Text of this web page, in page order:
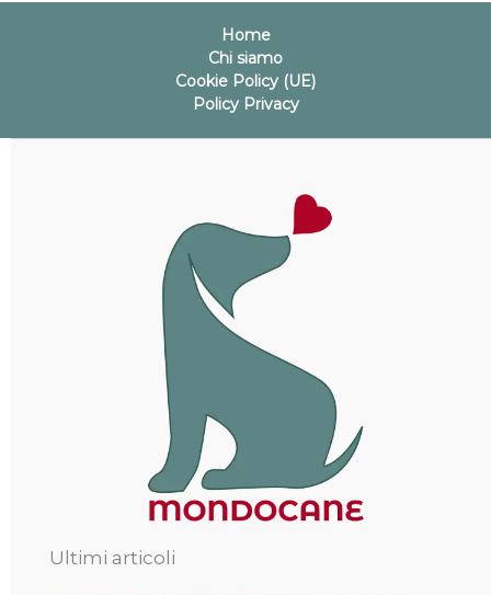
Home
Chi siamo
Cookie Policy (UE)
Policy Privacy
Ultimi articoli